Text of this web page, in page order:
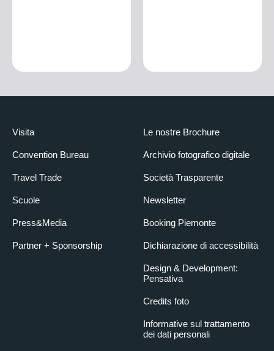
Visita
Convention Bureau
Travel Trade
Scuole
Press&Media
Partner + Sponsorship
Le nostre Brochure
Archivio fotografico digitale
Società Trasparente
Newsletter
Booking Piemonte
Dichiarazione di accessibilità
Design & Development:
Pensativa
Credits foto
Informative sul trattamento
dei dati personali